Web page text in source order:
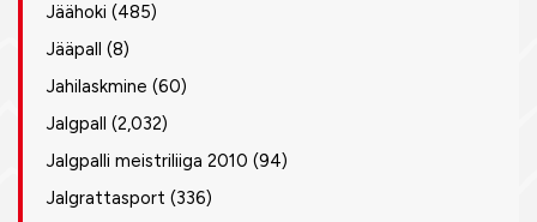
Jäähoki (485)
Jääpall (8)
Jahilaskmine (60)
Jalgpall (2,032)
Jalgpalli meistriliiga 2010 (94)
Jalgrattasport (336)